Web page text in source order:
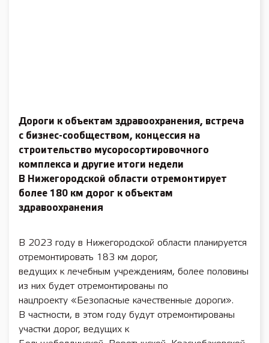
Дороги к объектам здравоохранения, встреча
с бизнес-сообществом, концессия на
строительство мусоросортировочного
комплекса и другие итоги недели
В Нижегородской области отремонтирует
более 180 км дорог к объектам
здравоохранения
В 2023 году в Нижегородской области планируется
отремонтировать 183 км дорог,
ведущих к лечебным учреждениям, более половины
из них будет отремонтированы по
нацпроекту «Безопасные качественные дороги».
В частности, в этом году будут отремонтированы
участки дорог, ведущих к